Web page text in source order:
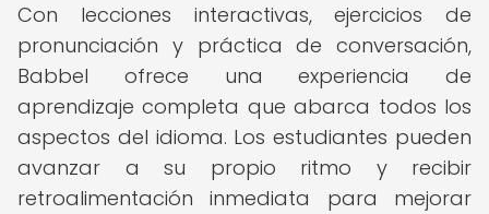
Con lecciones interactivas, ejercicios de
pronunciación y práctica de conversación,
Babbel ofrece una experiencia de
aprendizaje completa que abarca todos los
aspectos del idioma. Los estudiantes pueden
avanzar a su propio ritmo y recibir
retroalimentación inmediata para mejorar